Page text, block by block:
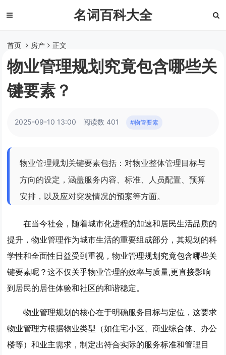
名词百科大全
首页 房产 正文
物业管理规划究竟包含哪些关
键要素？
2025-09-10 13:00 阅读数 401 #物管要素
物业管理规划关键要素包括：对物业整体管理目标与
方向的设定，涵盖服务内容、标准、人员配置、预算
安排，以及应对突发情况的预案等方面。
在当今社会，随着城市化进程的加速和居民生活品质的
提升，物业管理作为城市生活的重要组成部分，其规划的科
学性和全面性日益受到重视，物业管理规划究竟包含哪些关
键要素呢？这不仅关乎物业管理的效率与质量,更直接影响
到居民的居住体验和社区的和谐稳定。
物业管理规划的核心在于明确服务目标与定位，这要求
物业管理方根据物业类型（如住宅小区、商业综合体、办公
楼等）和业主需求，制定出符合实际的服务标准和管理目